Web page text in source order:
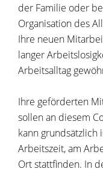
der Familie oder
Organisation des
Ihre neuen
langer
Arbeitsalltag
Ihre geförderten
sollen an diesem
kann
Arbeitszeit, am
Ort stattfinden. In